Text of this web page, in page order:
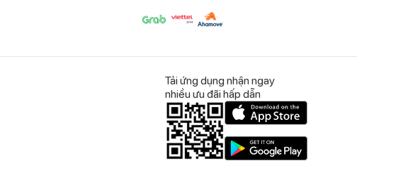
Tải ứng dụng nhận ngay
nhiều ưu đãi hấp dẫn